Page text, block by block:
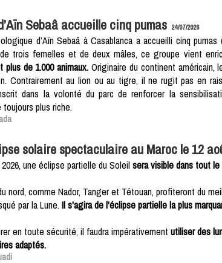
Sebaâ accueille cinq pumas 24/07/2026
d’Aïn Sebaâ à Casablanca a accueilli cinq
trois femelles et de deux mâles, ce groupe vient
de 1.000 animaux. Originaire du continent
Contrairement au lion ou au tigre, il ne rugit pas en
dans la volonté du parc de renforcer la
plus riche.
solaire spectaculaire au Maroc le 12
une éclipse partielle du Soleilsera visible dans tout
nord, comme Nador, Tanger et Tétouan, profiteront du
par la Lune.Il s'agira de l'éclipse partielle la plus
en toute sécurité, il faudra impérativement utiliser des
adaptés.